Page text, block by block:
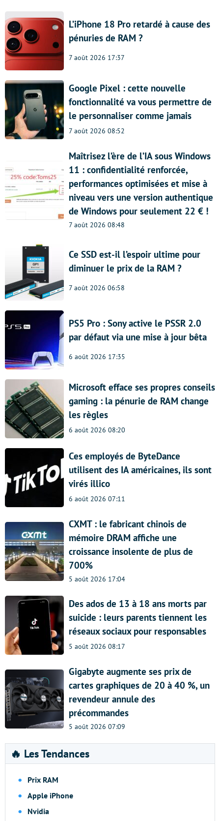
L’iPhone 18 Pro retardé à cause des
pénuries de RAM ?
7 août 2026 17:37
Google Pixel : cette nouvelle
fonctionnalité va vous permettre de
le personnaliser comme jamais
7 août 2026 08:52
Maîtrisez l’ère de l’IA sous Windows
11 : confidentialité renforcée,
performances optimisées et mise à
niveau vers une version authentique
de Windows pour seulement 22 € !
7 août 2026 08:48
Ce SSD est-il l’espoir ultime pour
diminuer le prix de la RAM ?
7 août 2026 06:58
PS5 Pro : Sony active le PSSR 2.0
par défaut via une mise à jour bêta
6 août 2026 17:35
Microsoft efface ses propres conseils
gaming : la pénurie de RAM change
les règles
6 août 2026 08:20
Ces employés de ByteDance
utilisent des IA américaines, ils sont
virés illico
6 août 2026 07:11
CXMT : le fabricant chinois de
mémoire DRAM affiche une
croissance insolente de plus de
700%
5 août 2026 17:04
Des ados de 13 à 18 ans morts par
suicide : leurs parents tiennent les
réseaux sociaux pour responsables
5 août 2026 08:17
Gigabyte augmente ses prix de
cartes graphiques de 20 à 40 %, un
revendeur annule des
précommandes
5 août 2026 07:09
🔥 Les Tendances
Prix RAM
Apple iPhone
Nvidia